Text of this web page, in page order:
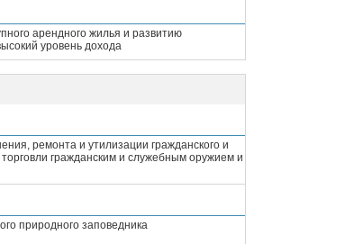
арендного жилья и развитию
уровень дохода
ремонта и утилизации гражданского и
гражданским и служебным оружием и
природного заповедника